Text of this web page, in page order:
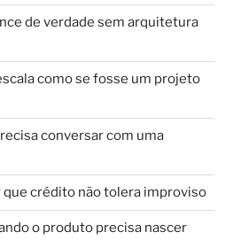
de verdade sem arquitetura
como se fosse um projeto
conversar com uma
que crédito não tolera improviso
o produto precisa nascer